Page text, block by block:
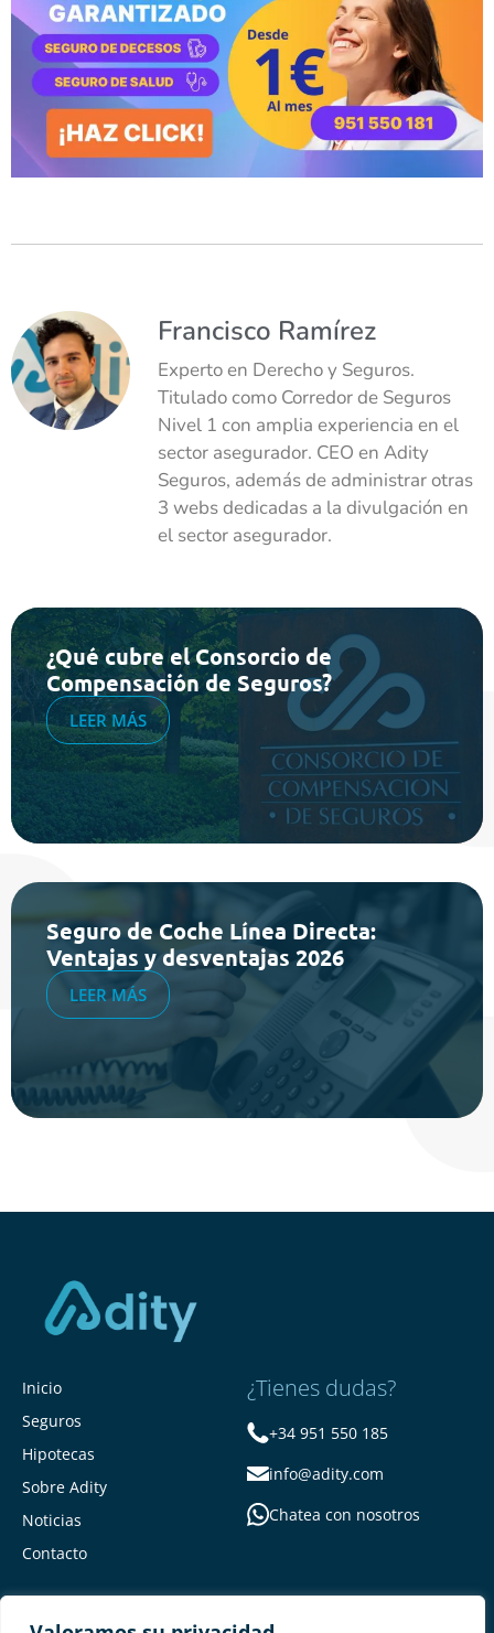
Francisco Ramírez
Experto en Derecho y Seguros.
Titulado como Corredor de Seguros
Nivel 1 con amplia experiencia en el
sector asegurador. CEO en Adity
Seguros, además de administrar otras
3 webs dedicadas a la divulgación en
el sector asegurador.
¿Qué cubre el Consorcio de
Compensación de Seguros?
LEER MÁS
Seguro de Coche Línea Directa:
Ventajas y desventajas 2026
LEER MÁS
Inicio
Seguros
Hipotecas
Sobre Adity
Noticias
Contacto
¿Tienes dudas?
+34 951 550 185
info@adity.com
Chatea con nosotros